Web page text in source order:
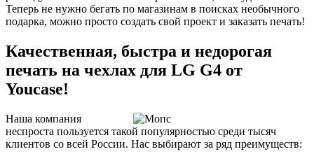
Теперь не нужно бегать по магазинам в поисках необычного
подарка, можно просто создать свой проект и заказать печать!
Качественная, быстра и недорогая
печать на чехлах для LG G4 от
Youcase!
Наша компания
неспроста пользуется такой популярностью среди тысяч
клиентов со всей России. Нас выбирают за ряд преимуществ: